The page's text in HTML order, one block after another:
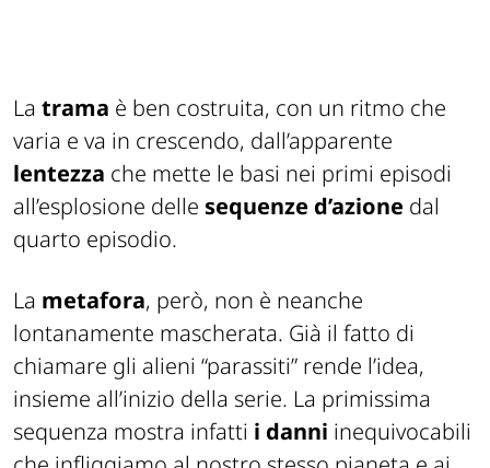
La trama è ben costruita, con un ritmo che
varia e va in crescendo, dall’apparente
lentezza che mette le basi nei primi episodi
all’esplosione delle sequenze d’azione dal
quarto episodio.
La metafora, però, non è neanche
lontanamente mascherata. Già il fatto di
chiamare gli alieni “parassiti” rende l’idea,
insieme all’inizio della serie. La primissima
sequenza mostra infatti i danni inequivocabili